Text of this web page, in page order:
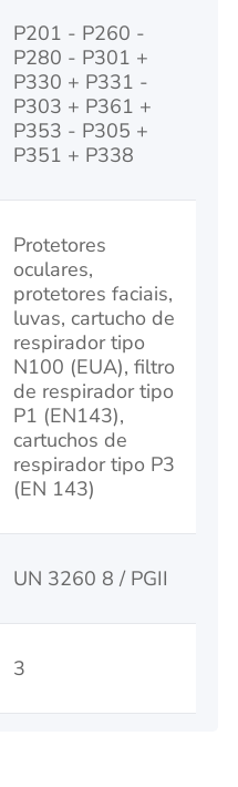
P201 - P260 -
P280 - P301 +
P330 + P331 -
P303 + P361 +
P353 - P305 +
P351 + P338
Protetores
oculares,
protetores faciais,
luvas, cartucho de
respirador tipo
N100 (EUA), filtro
de respirador tipo
P1 (EN143),
cartuchos de
respirador tipo P3
(EN 143)
UN 3260 8 / PGII
3